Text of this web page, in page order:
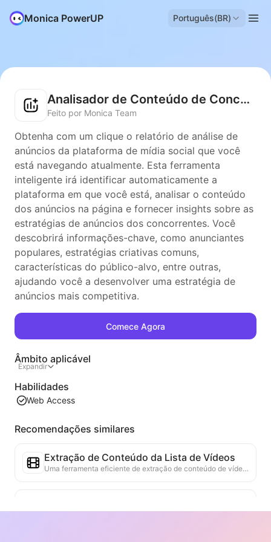
Monica PowerUP Português(BR)
Analisador de Conteúdo de Concorrentes
Feito por Monica Team
Obtenha com um clique o relatório de análise de
anúncios da plataforma de mídia social que você
está navegando atualmente. Esta ferramenta
inteligente irá identificar automaticamente a
plataforma em que você está, analisar o conteúdo
dos anúncios na página e fornecer insights sobre as
estratégias de anúncios dos concorrentes. Você
descobrirá informações-chave, como anunciantes
populares, estratégias criativas comuns,
características do público-alvo, entre outras,
ajudando você a desenvolver uma estratégia de
anúncios mais competitiva.
Comece Agora
Âmbito aplicável
Expandir
Habilidades
Web Access
Recomendações similares
Extração de Conteúdo da Lista de Vídeos
Uma ferramenta eficiente de extração de conteúdo de vídeo da web, capaz de escanear rapidamente páginas da web e organizar as informações de vídeo em uma tabela Markdown estruturada.